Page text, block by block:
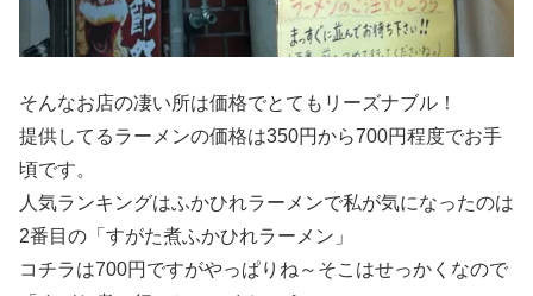
そんなお店の凄い所は価格でとてもリーズナブル！
提供してるラーメンの価格は350円から700円程度でお手
頃です。
人気ランキングはふかひれラーメンで私が気になったのは
2番目の「すがた煮ふかひれラーメン」
コチラは700円ですがやっぱりね～そこはせっかくなので